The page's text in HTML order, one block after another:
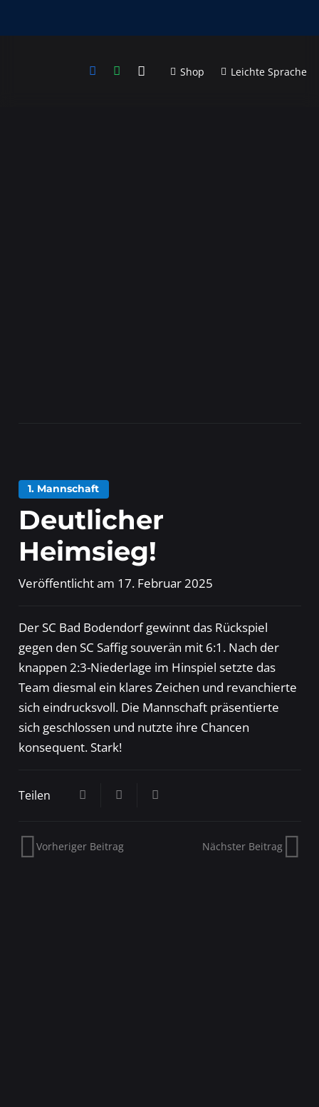
Shop Leichte Sprache
1. Mannschaft
Deutlicher
Heimsieg!
Veröffentlicht am 17. Februar 2025
Der SC Bad Bodendorf gewinnt das Rückspiel
gegen den SC Saffig souverän mit 6:1. Nach der
knappen 2:3-Niederlage im Hinspiel setzte das
Team diesmal ein klares Zeichen und revanchierte
sich eindrucksvoll. Die Mannschaft präsentierte
sich geschlossen und nutzte ihre Chancen
konsequent. Stark!
Teilen
Vorheriger Beitrag Nächster Beitrag